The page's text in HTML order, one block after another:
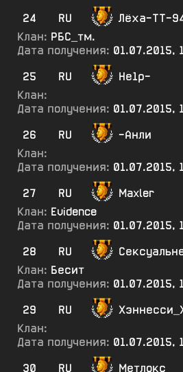
24
RU
Лёха-ТТ-
Клан: РБС_тм.
Дата получения: 01.07.2015,
25
RU
Не1р-
Клан:
Дата получения: 01.07.2015,
26
RU
-Анли
Клан:
Дата получения: 01.07.2015,
27
RU
Maxler
Клан: Evidence
Дата получения: 01.07.2015,
28
RU
Клан: Бесит
Дата получения: 01.07.2015,
29
RU
Клан:
Дата получения: 01.07.2015,
30
RU Метлокс